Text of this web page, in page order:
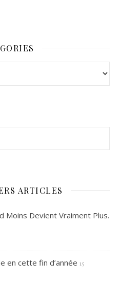
ARTICLES
Moins Devient Vraiment Plus.
en cette fin d’année 15